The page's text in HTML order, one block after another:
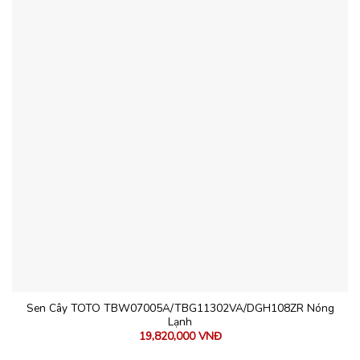
Sen Cây TOTO TBW07005A/TBG11302VA/DGH108ZR Nóng
Lạnh
19,820,000VNĐ